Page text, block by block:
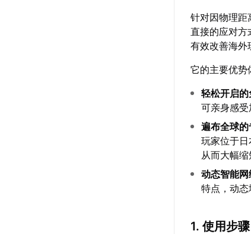
针对因物理距
直接的应对方
有效改善海外
它的主要优势
轻松开启
可亲身感受
遍布全球
玩家位于
从而大幅缩
动态智能
特点，动态
1. 使用步骤